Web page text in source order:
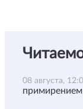
08 августа,
примирением